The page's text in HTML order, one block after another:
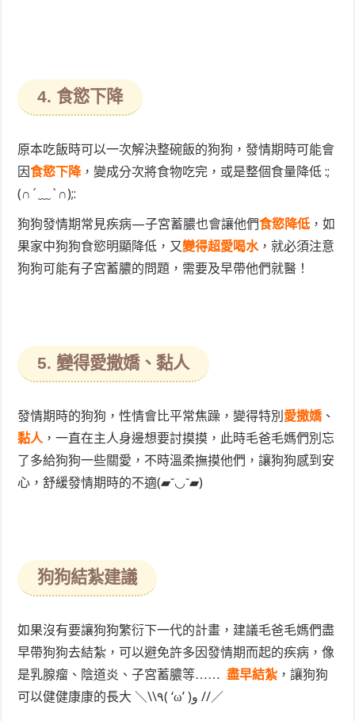
4. 食慾下降
原本吃飯時可以一次解決整碗飯的狗狗，發情期時可能會
因食慾下降，變成分次將食物吃完，或是整個食量降低 :;
(∩´﹏`∩);:
狗狗發情期常見疾病—子宮蓄膿也會讓他們食慾降低 ，如
果家中狗狗食慾明顯降低，又變得超愛喝水，就必須注意
狗狗可能有子宮蓄膿的問題，需要及早帶他們就醫！
5. 變得愛撒嬌、黏人
發情期時的狗狗，性情會比平常焦躁，變得特別 愛撒嬌、
黏人，一直在主人身邊想要討摸摸，此時毛爸毛媽們別忘
了多給狗狗一些關愛，不時溫柔撫摸他們，讓狗狗感到安
心，舒緩發情期時的不適(▰˘◡˘▰)
狗狗結紮建議
如果沒有要讓狗狗繁衍下一代的計畫，建議毛爸毛媽們盡
早帶狗狗去結紮，可以避免許多因發情期而起的疾病，像
是乳腺瘤、陰道炎、子宮蓄膿等……盡早結紮 ，讓狗狗
可以健健康康的長大 ＼\\٩( ‘ω’ )و //／